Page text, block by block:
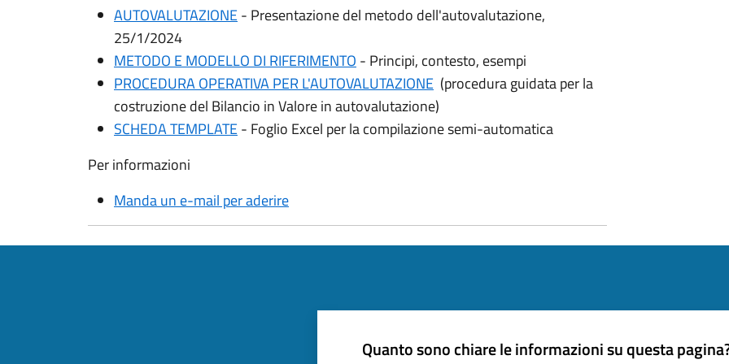
AUTOVALUTAZIONE- Presentazione del metodo dell'autovalutazione,
25/1/2024
METODO E MODELLO DI RIFERIMENTO - Principi, contesto, esempi
PROCEDURA OPERATIVA PER L'AUTOVALUTAZIONE (procedura guidata per la
costruzione del Bilancio in Valore in autovalutazione)
SCHEDA TEMPLATE- Foglio Excel per la compilazione semi-automatica
Per informazioni
Manda un e-mail per aderire
Quanto sono chiare le informazioni su questa